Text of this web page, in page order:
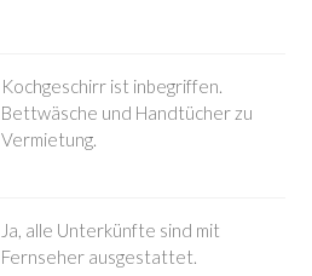
Kochgeschirr ist inbegriffen.
Bettwäsche und Handtücher zu
Vermietung.
Ja, alle Unterkünfte sind mit
Fernseher ausgestattet.